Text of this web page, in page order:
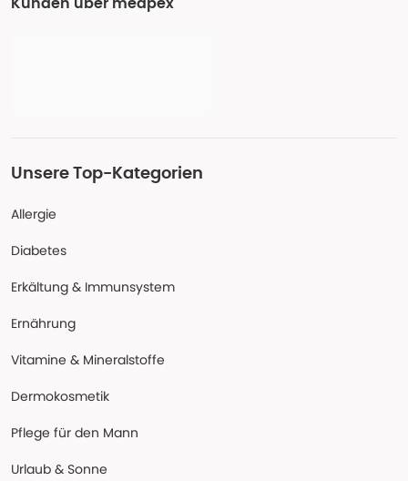
Kunden über medpex
Unsere Top-Kategorien
Allergie
Diabetes
Erkältung & Immunsystem
Ernährung
Vitamine & Mineralstoffe
Dermokosmetik
Pflege für den Mann
Urlaub & Sonne